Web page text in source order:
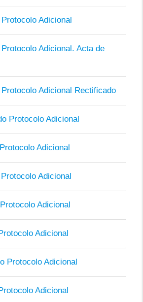
Adicional
Adicional. Acta de
Adicional Rectificado
Protocolo Adicional
Adicional
Adicional
Adicional
Adicional
Protocolo Adicional
Adicional